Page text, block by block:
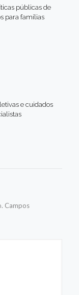
públicas de
para famílias
e cuidados
Campos